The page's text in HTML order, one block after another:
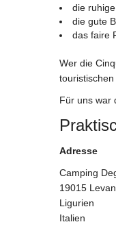
die
die gute
das faire
Wer die
Für uns war
Adresse
Camping
19015
Ligurien
Italien